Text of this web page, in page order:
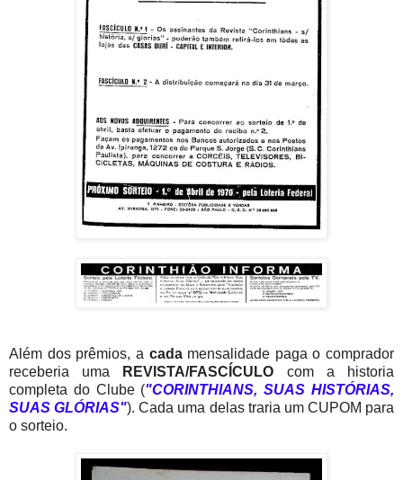
Além dos prêmios, a cadamensalidade paga o comprador
receberia uma
REVISTA/FASCÍCULO com a historia
completa do Clube ("CORINTHIANS, SUAS HISTÓRIAS,
SUAS GLÓRIAS"). Cada uma delas traria um CUPOM para
o sorteio.